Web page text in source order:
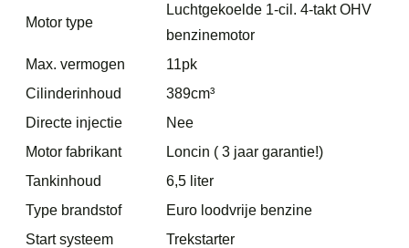
Motor type
Luchtgekoelde 1-cil. 4-takt OHV
benzinemotor
Max. vermogen
11pk
Cilinderinhoud
389cm³
Directe injectie
Nee
Motor fabrikant
Loncin ( 3 jaar garantie!)
Tankinhoud
6,5 liter
Type brandstof
Euro loodvrije benzine
Start systeem
Trekstarter